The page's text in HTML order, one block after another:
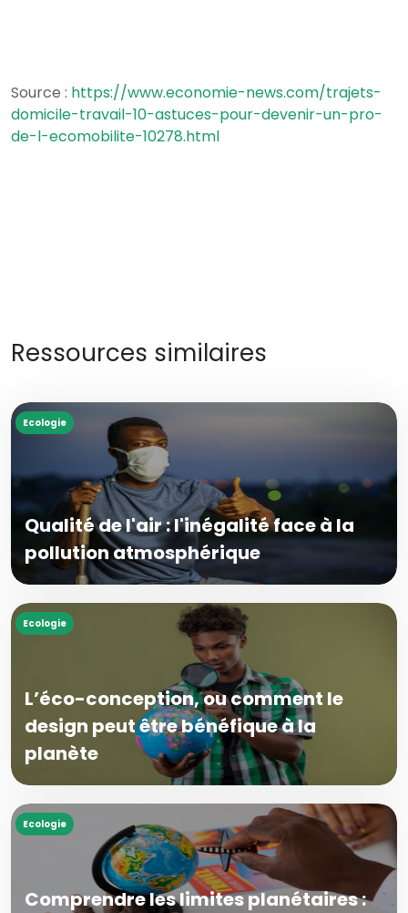
Source : https://www.economie-news.com/trajets-
domicile-travail-10-astuces-pour-devenir-un-pro-
de-l-ecomobilite-10278.html
Ressources similaires
Ecologie
Qualité de l'air : l'inégalité face à la
pollution atmosphérique
Ecologie
L’éco-conception, ou comment le
design peut être bénéfique à la
planète
Ecologie
Comprendre les limites planétaires :